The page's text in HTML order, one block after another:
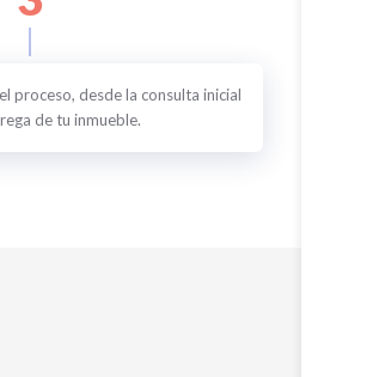
proceso, desde la consulta inicial
de tu inmueble.